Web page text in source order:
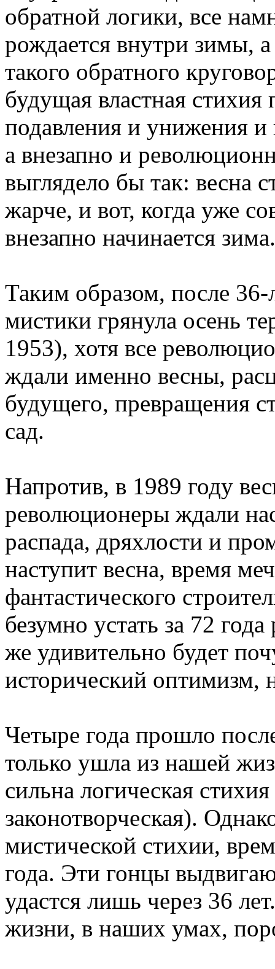
обратной логики, все
рождается внутри зимы,
такого обратного
будущая властная
подавления и унижения и
а внезапно и
выглядело бы так: весна
жарче, и вот, когда уже
внезапно начинается зима.
Таким образом, после
мистики грянула осень
1953), хотя все
ждали именно весны,
будущего, превращения
сад.
Напротив, в 1989 году
революционеры ждали
распада, дряхлости и
наступит весна, время
фантастического
безумно устать за 72
же удивительно будет
исторический оптимизм,
Четыре года прошло
только ушла из нашей
сильна логическая
законотворческая).
мистической стихии,
года. Эти гонцы
удастся лишь через 36
жизни, в наших умах,